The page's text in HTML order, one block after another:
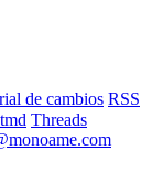
de cambios RSS
Threads